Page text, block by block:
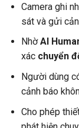
Camera ghi
sát và gửi
NhờAI
xác chuyển
Người dùng
cảnh báo
Cho phép